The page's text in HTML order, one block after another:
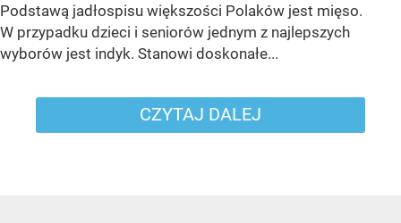
Podstawą jadłospisu większości Polaków jest mięso.
W przypadku dzieci i seniorów jednym z najlepszych
wyborów jest indyk. Stanowi doskonałe...
CZYTAJ DALEJ